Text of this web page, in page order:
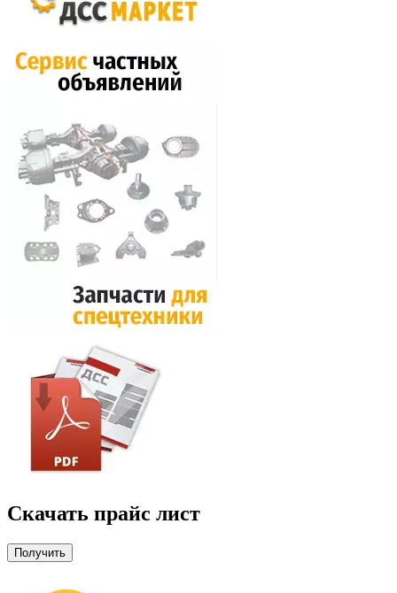
Скачать прайс лист
Получить